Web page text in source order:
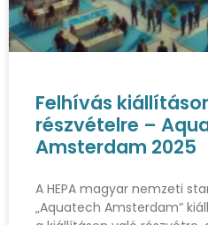
Felhívás
részvételre –
Amsterdam 2025
A HEPA magyar nemzeti
„Aquatech Amsterdam”